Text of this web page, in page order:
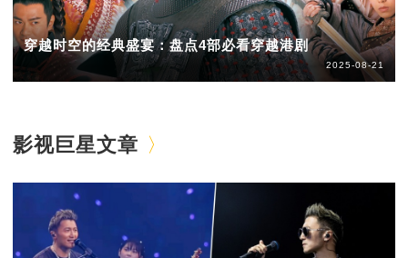
穿越时空的经典盛宴：盘点4部必看穿越港剧
2025-08-21
影视巨星文章